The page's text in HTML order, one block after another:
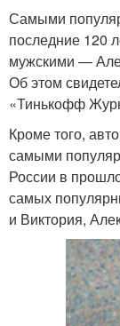
Самыми
последние 120
мужскими —
Об этом
«Тинькофф
Кроме того,
самыми
России в
самых
и Виктория,